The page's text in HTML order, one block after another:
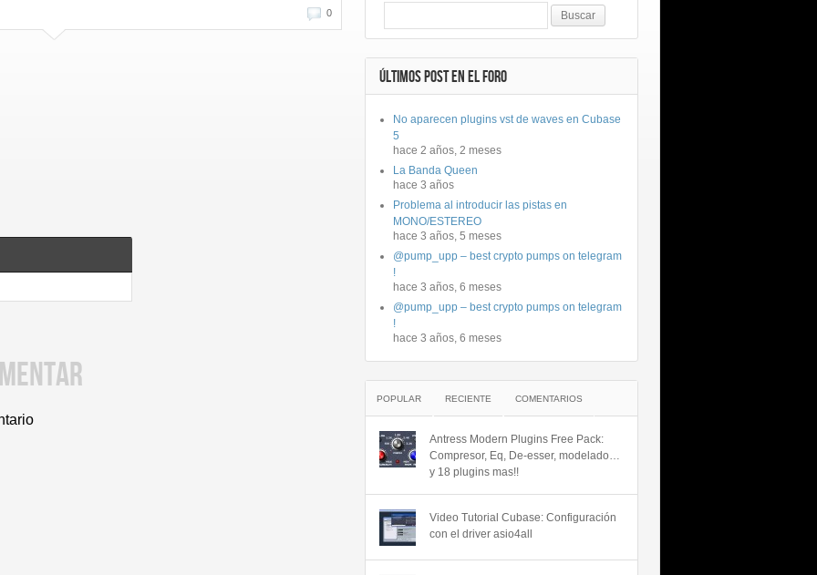
Yalp crea Fono, Lleva la escena DJ a
0
ÚLTIMOS POST EN EL FORO
No aparecen plugins vst de waves en Cubase
5
hace 2 años, 2 meses
La Banda Queen
hace 3 años
Problema al introducir las pistas en
MONO/ESTEREO
hace 3 años, 5 meses
@pump_upp – best crypto pumps on telegram
!
hace 3 años, 6 meses
@pump_upp – best crypto pumps on telegram
!
hace 3 años, 6 meses
POPULAR RECIENTE COMENTARIOS
Antress Modern Plugins Free Pack:
Compresor, Eq, De-esser, modelado…
y 18 plugins mas!!
Video Tutorial Cubase: Configuración
con el driver asio4all